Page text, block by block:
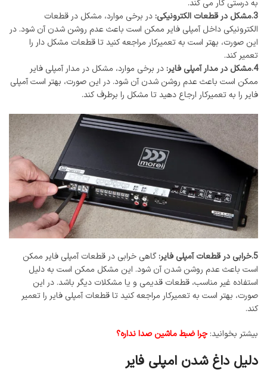
به درستی کار می ‌کند.
3.مشکل در قطعات الکترونیکی:
در برخی موارد، مشکل در قطعات
الکترونیکی داخل آمپلی فایر ممکن است باعث عدم روشن شدن آن شود. در
این صورت، بهتر است به تعمیرکار مراجعه کنید تا قطعات مشکل دار را
تعمیر کند.
4.مشکل در مدار آمپلی فایر:
در برخی موارد، مشکل در مدار آمپلی فایر
ممکن است باعث عدم روشن شدن آن شود. در این صورت، بهتر است آمپلی
فایر را به تعمیرکار ارجاع دهید تا مشکل را برطرف کند.
5.خرابی در قطعات آمپلی فایر:
گاهی خرابی در قطعات آمپلی فایر ممکن
است باعث عدم روشن شدن آن شود. این مشکل ممکن است به دلیل
استفاده غیر مناسب، قطعات قدیمی و یا مشکلات دیگر باشد. در این
صورت، بهتر است به تعمیرکار مراجعه کنید تا قطعات آمپلی فایر را تعمیر
کند.
بیشتر بخوانید: چرا ضبط ماشین صدا نداره؟
دلیل داغ شدن امپلی فایر